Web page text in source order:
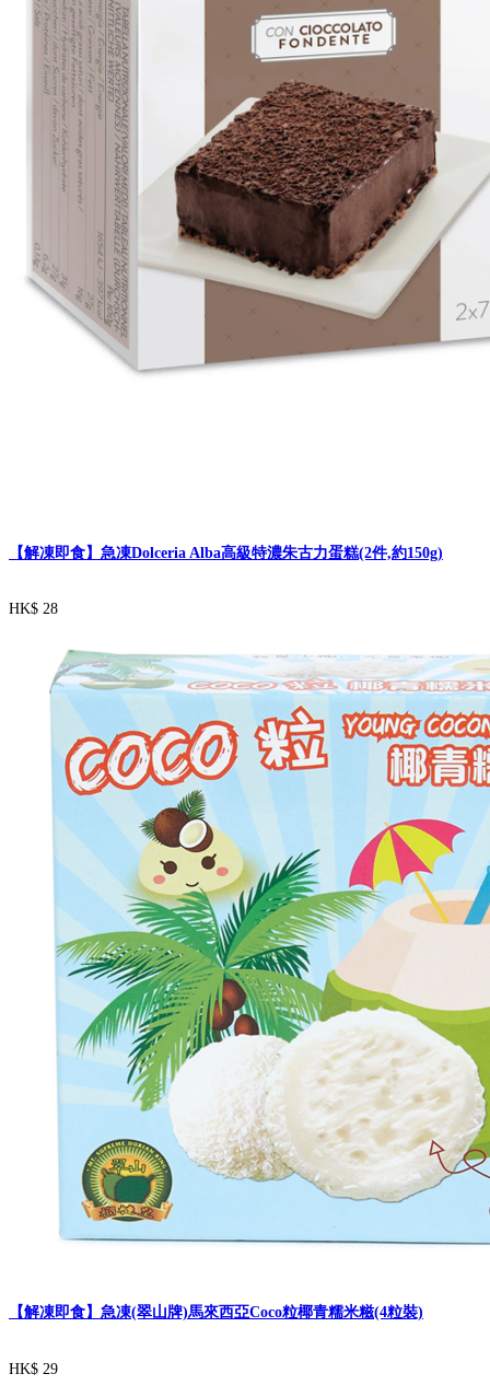
【解凍即食】急凍Dolceria Alba高級特濃朱古力蛋糕(2件,約150g)
HK$ 28
【解凍即食】急凍(翠山牌)馬來西亞Coco粒椰青糯米糍(4粒裝)
HK$ 29